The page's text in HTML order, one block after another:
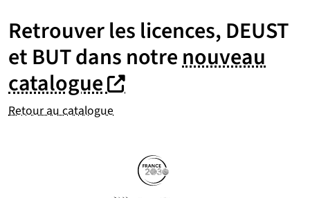
Retrouver les licences, DEUST
et BUT dans notrenouveau
catalogue(nouvelle fenêtre)
(nouvelle fenêtre)
Retour au catalogue
(nouvelle fenêtre)